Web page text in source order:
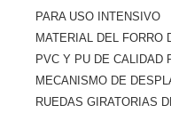
PARA USO INTENSIVO
MATERIAL DEL FORRO
PVC Y PU DE CALIDAD
MECANISMO DE
RUEDAS GIRATORIAS